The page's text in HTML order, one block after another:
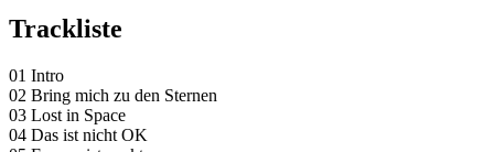
Trackliste
01 Intro
02 Bring mich zu den Sternen
03 Lost in Space
04 Das ist nicht OK